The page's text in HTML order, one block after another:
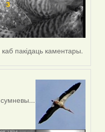
каб пакідаць каментары.